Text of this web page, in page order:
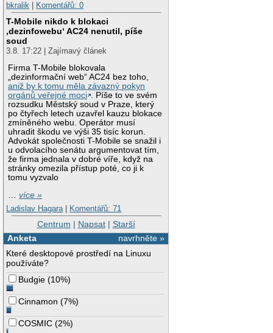
bkralik
Komentářů: 0
T-Mobile nikdo k blokaci
‚dezinfowebu‘ AC24 nenutil, píše
soud
3.8. 17:22 | Zajímavý článek
Firma T-Mobile blokovala
„dezinformační web“ AC24 bez toho,
aniž by k tomu měla závazný pokyn
orgánů veřejné moci . Píše to ve svém
rozsudku Městský soud v Praze, který
po čtyřech letech uzavřel kauzu blokace
zmíněného webu. Operátor musí
uhradit škodu ve výši 35 tisíc korun.
Advokát společnosti T-Mobile se snažil i
u odvolacího senátu argumentovat tím,
že firma jednala v dobré víře, když na
stránky omezila přístup poté, co ji k
tomu vyzvalo
…více »
Ladislav Hagara | Komentářů: 71
Centrum | Napsat| Starší
navrhněte »
Anketa
Které desktopové prostředí na Linuxu
používáte?
Budgie (10%)
Cinnamon (7%)
COSMIC (2%)